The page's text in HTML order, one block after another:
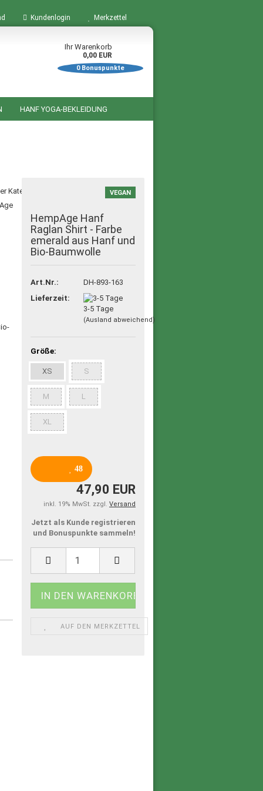
Kundenlogin Merkzettel
Ihr Warenkorb
0,00 EUR
0Bonuspunkte
HANF YOGA-BEKLEIDUNG
Kategorie VEGAN
HempAge Hanf
Raglan Shirt - Farbe
emerald aus Hanf und
Bio-Baumwolle
Art.Nr.:
DH-893-163
Lieferzeit:
3-5 Tage
(Ausland abweichend)
Größe:
XS S
M L
XL
48
47,90 EUR
inkl. 19% MwSt. zzgl. Versand
Jetzt als Kunde registrieren
und Bonuspunkte sammeln!
AUF DEN MERKZETTEL